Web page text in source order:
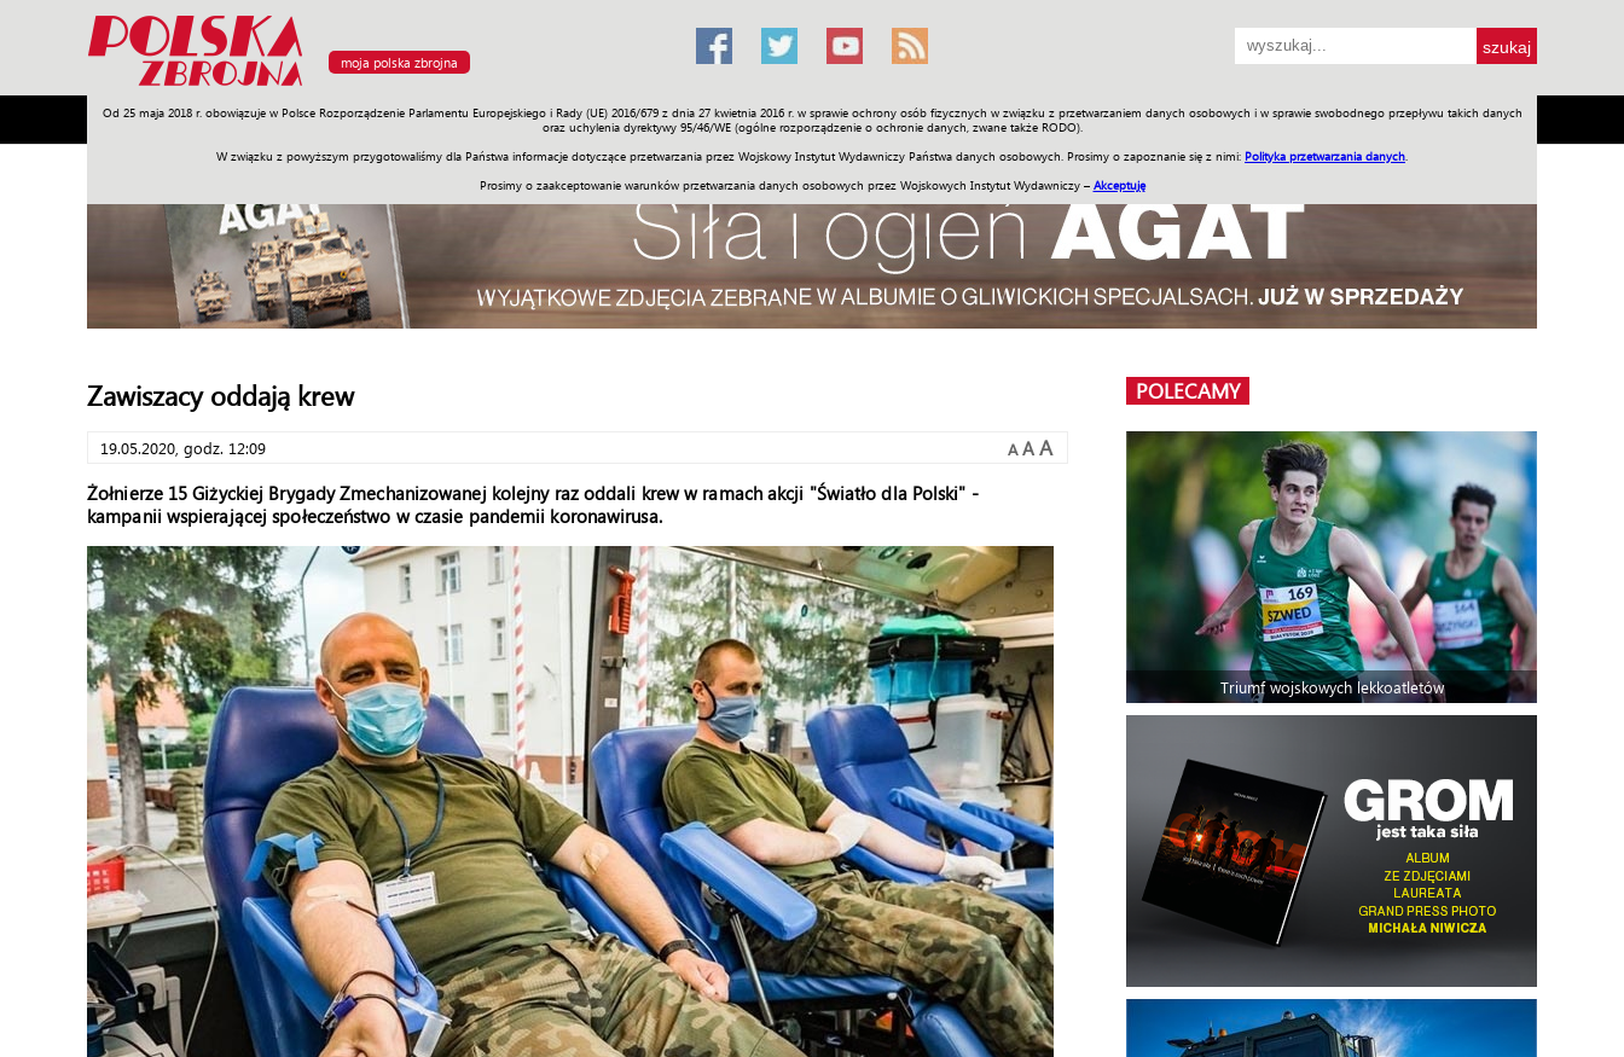
moja polska zbrojna
Od 25 maja 2018 r. obowiązuje w Polsce Rozporządzenie Parlamentu Europejskiego i Rady (UE) 2016/679 z dnia 27 kwietnia 2016 r. w sprawie ochrony osób fizycznych w związku z przetwarzaniem danych osobowych i w sprawie swobodnego przepływu takich danych
oraz uchylenia dyrektywy 95/46/WE (ogólne rozporządzenie o ochronie danych, zwane także RODO).
W związku z powyższym przygotowaliśmy dla Państwa informacje dotyczące przetwarzania przez Wojskowy Instytut Wydawniczy Państwa danych osobowych. Prosimy o zapoznanie się z nimi: Polityka przetwarzania danych
Prosimy o zaakceptowanie warunków przetwarzania danych osobowych przez Wojskowych Instytut Wydawniczy – Akceptuję
Armia Poligon Sprzęt Misje Polityka Prawo Świat Społeczność Sport Historia Galerie Wideo ENGLISH SKLEP Jednodniówki Praca w WIW
Zawiszacy oddają krew
19.05.2020, godz. 12:09 A A A
Żołnierze 15 Giżyckiej Brygady Zmechanizowanej kolejny raz oddali krew w ramach akcji "Światło dla Polski" -
kampanii wspierającej społeczeństwo w czasie pandemii koronawirusa.
POLECAMY
Triumf wojskowych lekkoatletów